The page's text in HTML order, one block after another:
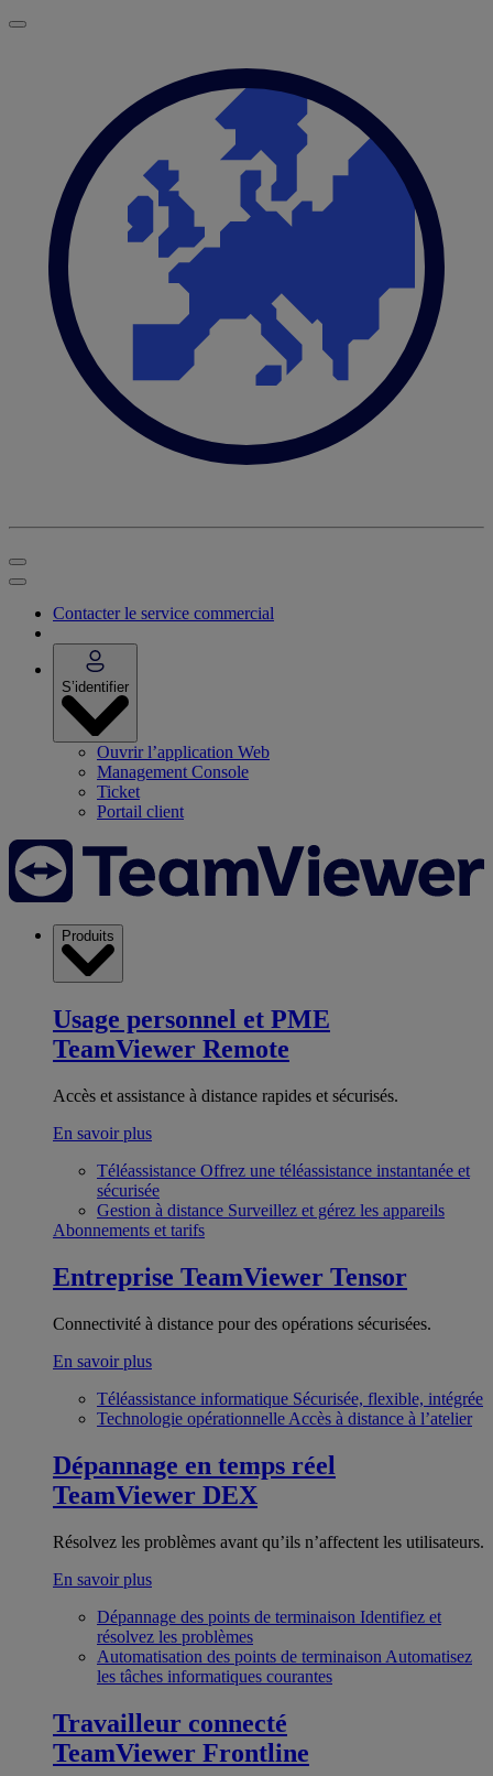
Contacter le service commercial
S’identifier
Ouvrir l’application Web
Management Console
Ticket
Portail client
Produits
Usage personnel et PME
TeamViewer Remote
Accès et assistance à distance rapides et sécurisés.
En savoir plus
Téléassistance Offrez une téléassistance instantanée et
sécurisée
Gestion à distance Surveillez et gérez les appareils
Abonnements et tarifs
Entreprise TeamViewer Tensor
Connectivité à distance pour des opérations sécurisées.
En savoir plus
Téléassistance informatique Sécurisée, flexible, intégrée
Technologie opérationnelle Accès à distance à l’atelier
Dépannage en temps réel
TeamViewer DEX
Résolvez les problèmes avant qu’ils n’affectent les utilisateurs.
En savoir plus
Dépannage des points de terminaison Identifiez et
résolvez les problèmes
Automatisation des points de terminaison Automatisez
les tâches informatiques courantes
Travailleur connecté
TeamViewer Frontline